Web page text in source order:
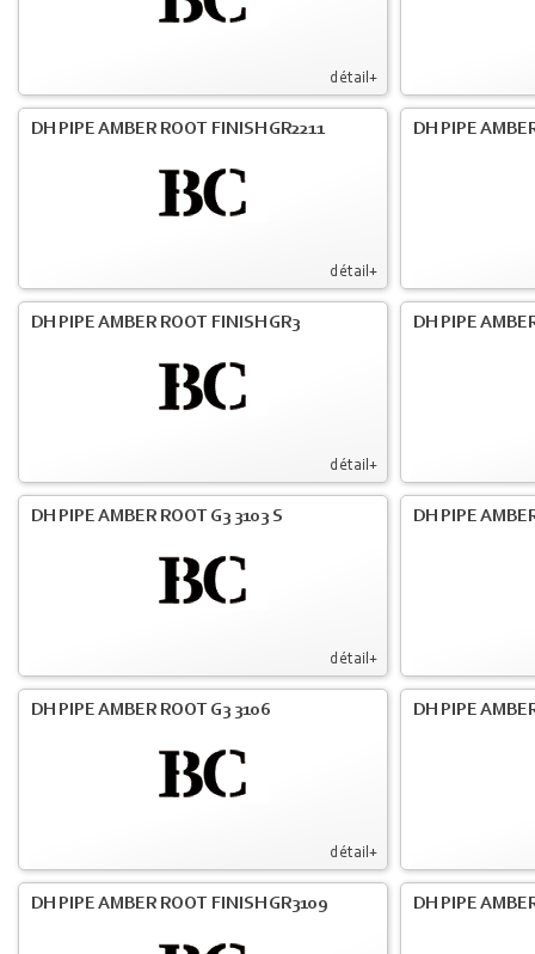
détail+
détail+
DH PIPE AMBER ROOT FINISH GR2211 DH PIPE
détail+
DH PIPE AMBER ROOT FINISH GR3 DH PIPE
détail+
DH PIPE AMBER ROOT G3 3103 S DH PIPE
détail+
DH PIPE AMBER ROOT G3 3106 DH PIPE
DH PIPE AMBER ROOT FINISH GR3109 DH PIPE